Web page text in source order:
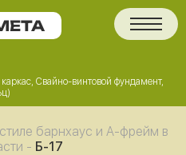
барнхаус и А-фрейм в
- Б-17
Свайно-винтовой фундамент,